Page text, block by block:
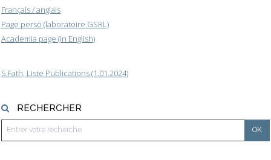
Français / anglais
Page perso (laboratoire GSRL)
Academia page (in English)
S.Fath, Liste Publications (1.01.2024)
RECHERCHER